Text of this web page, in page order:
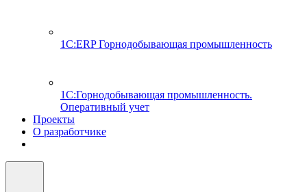
1С:ERP Горнодобывающая промышленность
1С:Горнодобывающая промышленность.
Оперативный учет
Проекты
О разработчике